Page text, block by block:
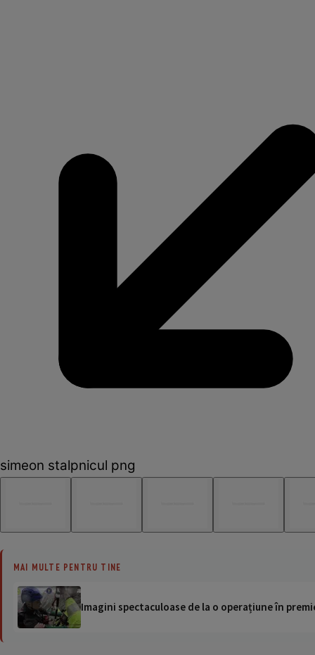
simeon stalpnicul png
MAI MULTE PENTRU TINE
Imagini spectaculoase de la o operațiune în